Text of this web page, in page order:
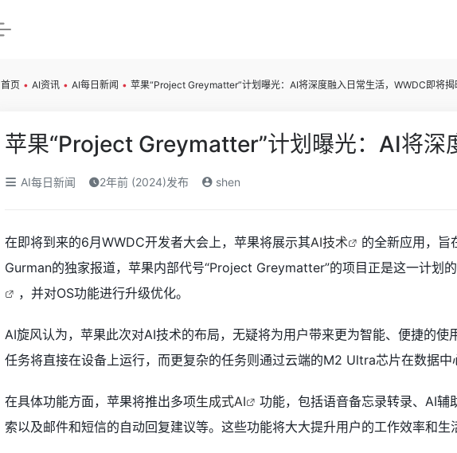
首页 • AI资讯 • AI每日新闻 • 苹果“Project Greymatter”计划曝光：AI将深度融入日常生活，WWDC即将揭
苹果“Project Greymatter”计划曝光：AI将深
AI每日新闻 2年前 (2024)发布 shen
在即将到来的6月WWDC开发者大会上，苹果将展示其AI技术
的全新应用，旨
Gurman的独家报道，苹果内部代号“Project Greymatter”的项目正是这一计划
，并对OS功能进行升级优化。
AI旋风认为，苹果此次对AI技术的布局，无疑将为用户带来更为智能、便捷的
任务将直接在设备上运行，而更复杂的任务则通过云端的M2 Ultra芯片在数据中
在具体功能方面，苹果将推出多项生成式AI
功能，包括语音备忘录转录、AI
索以及邮件和短信的自动回复建议等。这些功能将大大提升用户的工作效率和生